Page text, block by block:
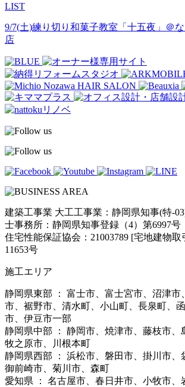
LIST
9/7(土)練り切り和菓子教室「十五夜」＠
店
建築工事業 大工工事業：静岡県知事(特-
士事務所：静岡県知事登録（4）第6997号
住宅性能保証協会：21003789 [宅地建物
11653号
施工エリア
静岡県東部 ： 富士市、富士宮市、沼津市
市、裾野市、清水町、小山町、長泉町、
市、伊豆市一部
静岡県中部 ： 静岡市、焼津市、藤枝市、
牧之原市、川根本町
静岡県西部 ： 浜松市、磐田市、掛川市、
御前崎市、菊川市、森町
愛知県 ： 名古屋市、春日井市、小牧市、